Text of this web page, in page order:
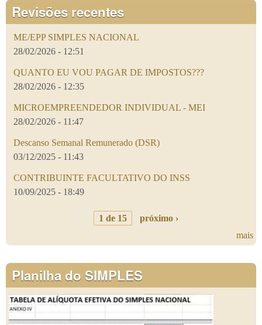
Revisões recentes
ME/EPP SIMPLES NACIONAL
28/02/2026 - 12:51
QUANTO EU VOU PAGAR DE IMPOSTOS???
28/02/2026 - 12:35
MICROEMPREENDEDOR INDIVIDUAL - MEI
28/02/2026 - 11:47
Descanso Semanal Remunerado (DSR)
03/12/2025 - 11:43
CONTRIBUINTE FACULTATIVO DO INSS
10/09/2025 - 18:49
1 de 15
próximo ›
mais
Planilha do SIMPLES